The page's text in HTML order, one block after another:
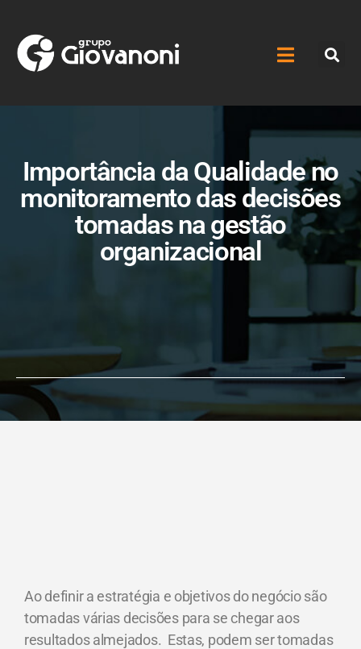
Importância da Qualidade no
monitoramento das decisões
tomadas na gestão
organizacional
Ao definir a estratégia e objetivos do negócio são
tomadas várias decisões para se chegar aos
resultados almejados. Estas, podem ser tomadas